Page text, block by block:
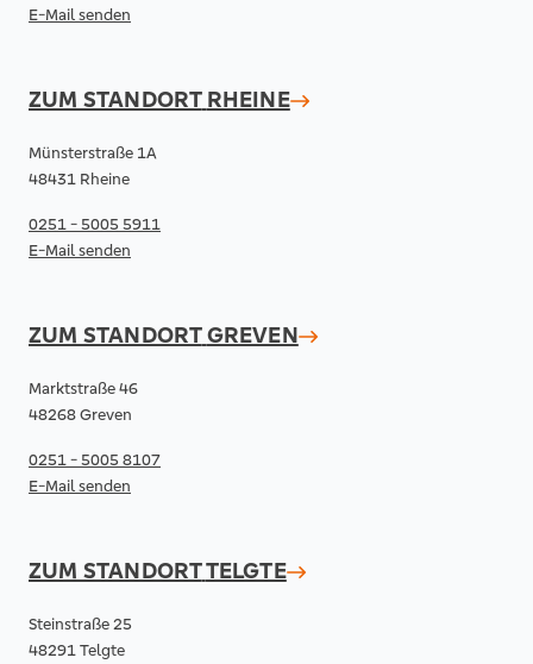
E-Mail senden
ZUM STANDORT RHEINE
Münsterstraße 1A
48431 Rheine
0251 - 5005 5911
E-Mail senden
ZUM STANDORTGREVEN
Marktstraße 46
48268 Greven
0251 - 5005 8107
E-Mail senden
ZUM STANDORTTELGTE
Steinstraße 25
48291 Telgte